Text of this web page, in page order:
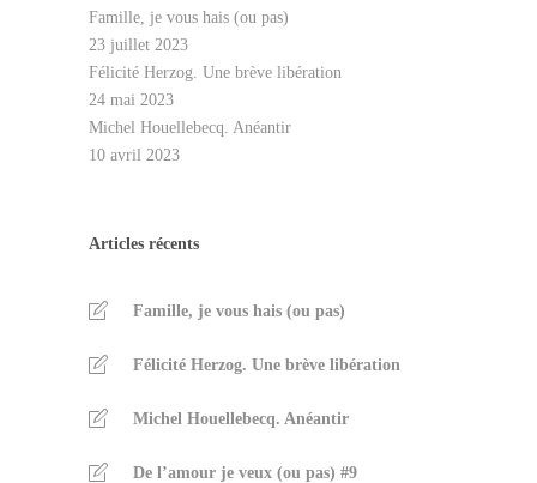
Famille, je vous hais (ou pas)
23 juillet 2023
Félicité Herzog. Une brève libération
24 mai 2023
Michel Houellebecq. Anéantir
10 avril 2023
Articles récents
Famille, je vous hais (ou pas)
Félicité Herzog. Une brève libération
Michel Houellebecq. Anéantir
De l’amour je veux (ou pas) #9